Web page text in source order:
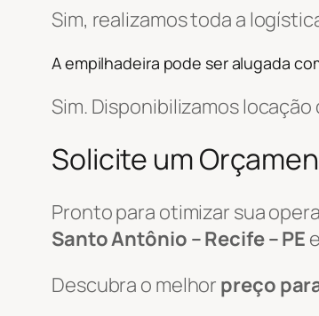
Sim, realizamos toda a
A empilhadeira pode ser alugada
Sim. Disponibilizamos
Solicite um
Pronto para otimizar sua
Santo Antônio – Recife – PE
Descubra o melhor preço